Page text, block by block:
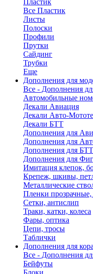
Пластик
Все Пластик
Листы
Полоски
Профили
Прутки
Сайдинг
Трубки
Еще
Дополнения для
Все - Дополнения
Автомобильные
Декали Авиация
Декали Авто-
Декали БТТ
Дополнения для
Дополнения для
Дополнения для БТТ
Дополнения для
Имитация клепок,
Крепеж, шкивы,
Металлические
Пленки прозрачные,
Сетки, антислип
Траки, катки, колеса
Фары, оптика
Цепи, тросы
Таблички
Дополнения для
Все - Дополнения
Бейфуты
Блоки